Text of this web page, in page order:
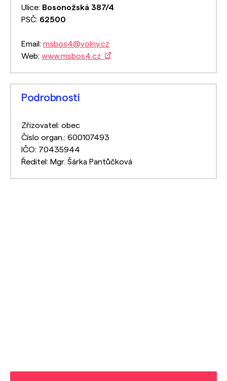
Ulice: Bosonožská 387/4
PSČ: 62500
Email: msbos4@volny.cz
Web: www.msbos4.cz
Podrobnosti
Zřizovatel: obec
Číslo organ.: 600107493
IČO: 70435944
Ředitel: Mgr. Šárka Pantůčková